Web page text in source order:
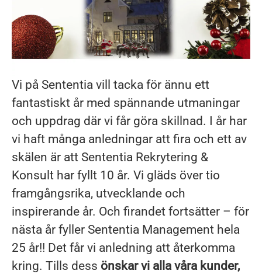
Vi på Sententia vill tacka för ännu ett
fantastiskt år med spännande utmaningar
och uppdrag där vi får göra skillnad. I år har
vi haft många anledningar att fira och ett av
skälen är att Sententia Rekrytering &
Konsult har fyllt 10 år. Vi gläds över tio
framgångsrika, utvecklande och
inspirerande år. Och firandet fortsätter – för
nästa år fyller Sententia Management hela
25 år!! Det får vi anledning att återkomma
kring. Tills dess önskar vi alla våra kunder,